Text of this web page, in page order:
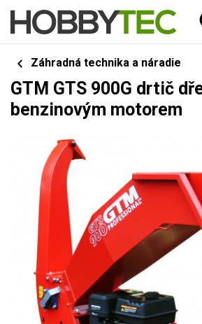
Záhradná technika a náradie
GTM GTS 900G drtič
benzinovým motorem